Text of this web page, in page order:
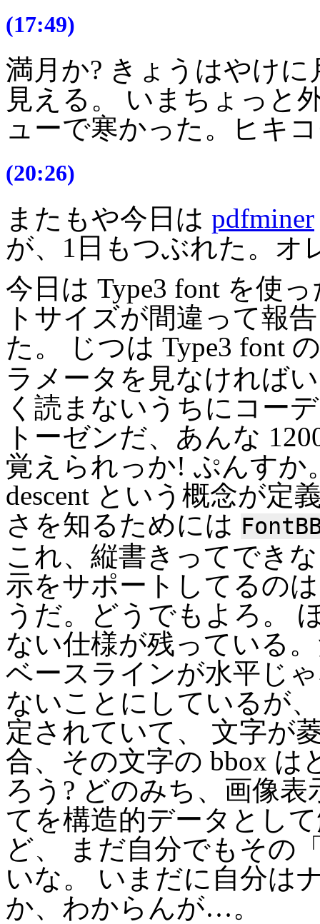
(17:49)
満月か? きょうはやけ
見える。 いまちょっと
ューで寒かった。ヒキ
(20:26)
またもや今日は pdfminer
が、1日もつぶれた。オ
今日は Type3 font を使
トサイズが間違って報
た。 じつは Type3 font
ラメータを見なければ
く読まないうちにコー
トーゼンだ、あんな
覚えられっか! ぷんすか
descent という概念が定
さを知るためには
これ、縦書きってでき
示をサポートしてるの
うだ。どうでもよろ。
ない仕様が残っている
ベースラインが水平じ
ないことにしているが
定されていて、 文字が
合、その文字の bbox
ろう? どのみち、画像
てを構造的データとし
ど、 まだ自分でもその
いな。 いまだに自分は
か、わからんが…。